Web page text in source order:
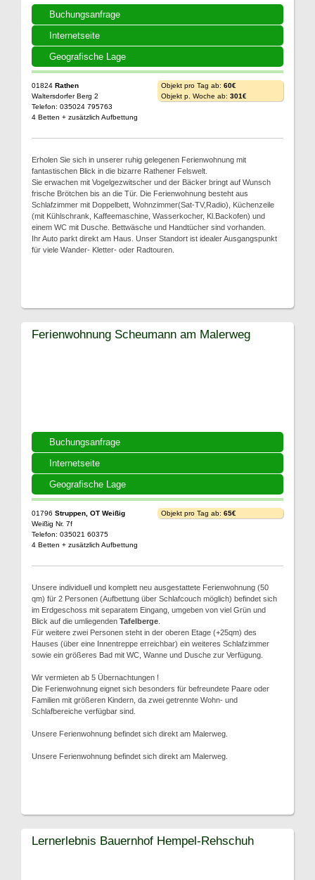
Buchungsanfrage
Internetseite
Geografische Lage
01824 Rathen
Waltersdorfer Berg 2
Telefon: 035024 795763
4 Betten + zusätzlich Aufbettung
Objekt pro Tag ab: 60€
Objekt p. Woche ab: 301€
Erholen Sie sich in unserer ruhig gelegenen Ferienwohnung mit
fantastischen Blick in die bizarre Rathener Felswelt.
Sie erwachen mit Vogelgezwitscher und der Bäcker bringt auf Wunsch
frische Brötchen bis an die Tür. Die Ferienwohnung besteht aus
Schlafzimmer mit Doppelbett, Wohnzimmer(Sat-TV,Radio), Küchenzeile
(mit Kühlschrank, Kaffeemaschine, Wasserkocher, Kl.Backofen) und
einem WC mit Dusche. Bettwäsche und Handtücher sind vorhanden.
Ihr Auto parkt direkt am Haus. Unser Standort ist idealer Ausgangspunkt
für viele Wander- Kletter- oder Radtouren.
Buchungsanfrage
Internetseite
Geografische Lage
Ferienwohnung Scheumann am Malerweg
01796 Struppen, OT Weißig
Weißig Nr. 7f
Telefon: 035021 60375
4 Betten + zusätzlich Aufbettung
Objekt pro Tag ab: 65€
Unsere individuell und komplett neu ausgestattete Ferienwohnung (50
qm) für 2 Personen (Aufbettung über Schlafcouch möglich) befindet sich
im Erdgeschoss mit separatem Eingang, umgeben von viel Grün und
Blick auf die umliegenden Tafelberge
Für weitere zwei Personen steht in der oberen Etage (+25qm) des
Hauses (über eine Innentreppe erreichbar) ein weiteres Schlafzimmer
sowie ein größeres Bad mit WC, Wanne und Dusche zur Verfügung.
Wir vermieten ab 5 Übernachtungen !
Die Ferienwohnung eignet sich besonders für befreundete Paare oder
Familien mit größeren Kindern, da zwei getrennte Wohn- und
Schlafbereiche verfügbar sind.
Unsere Ferienwohnung befindet sich direkt am Malerweg.
Unsere Ferienwohnung befindet sich direkt am Malerweg.
Lernerlebnis Bauernhof Hempel-Rehschuh